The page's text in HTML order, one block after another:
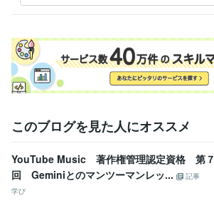
語を紡ぐ
このブログを見た人にオススメ
YouTube Music 著作権管理認定資格 第７
回 Geminiとのマンツーマンレッ...
記事
学び